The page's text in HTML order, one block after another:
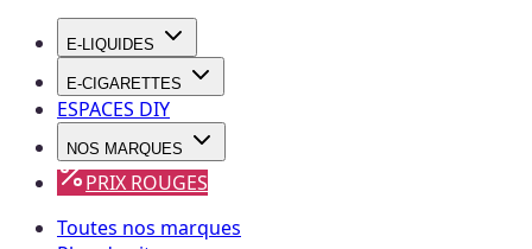
E-LIQUIDES
E-CIGARETTES
ESPACES DIY
NOS MARQUES
PRIX ROUGES
Toutes nos marques